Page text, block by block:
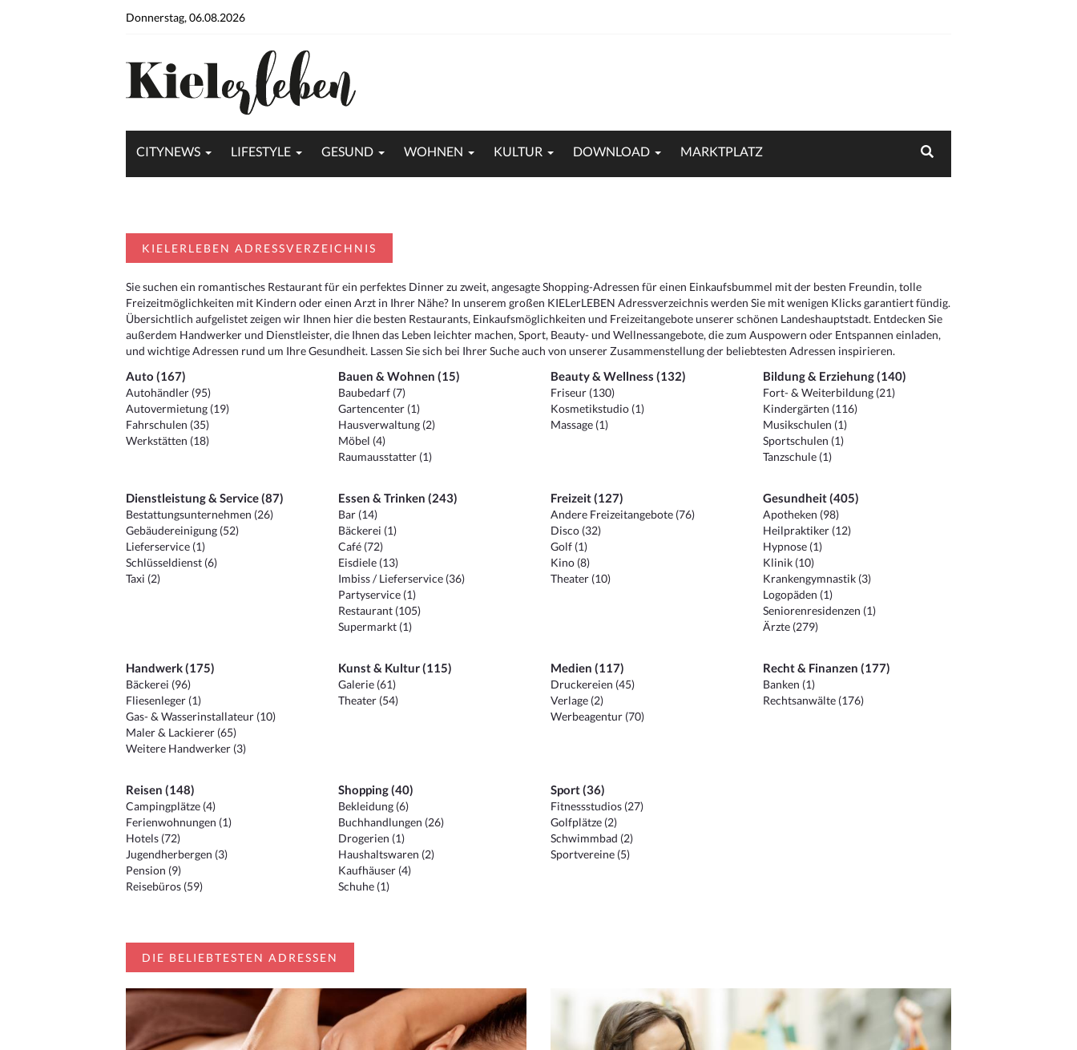
Donnerstag, 06.08.2026
CITYNEWS LIFESTYLE GESUND WOHNEN KULTUR DOWNLOAD MARKTPLATZ
KIELERLEBEN ADRESSVERZEICHNIS
Sie suchen ein romantisches Restaurant für ein perfektes Dinner zu zweit, angesagte Shopping-Adressen für einen Einkaufsbummel mit der besten Freundin, tolle
Freizeitmöglichkeiten mit Kindern oder einen Arzt in Ihrer Nähe? In unserem großen KIELerLEBEN Adressverzeichnis werden Sie mit wenigen Klicks garantiert fündig.
Übersichtlich aufgelistet zeigen wir Ihnen hier die besten Restaurants, Einkaufsmöglichkeiten und Freizeitangebote unserer schönen Landeshauptstadt. Entdecken Sie
außerdem Handwerker und Dienstleister, die Ihnen das Leben leichter machen, Sport, Beauty- und Wellnessangebote, die zum Auspowern oder Entspannen einladen,
und wichtige Adressen rund um Ihre Gesundheit. Lassen Sie sich bei Ihrer Suche auch von unserer Zusammenstellung der beliebtesten Adressen inspirieren.
Auto (167)
Autohändler (95)
Autovermietung (19)
Fahrschulen (35)
Werkstätten (18)
Bauen & Wohnen (15)
Baubedarf (7)
Gartencenter (1)
Hausverwaltung (2)
Möbel (4)
Raumausstatter (1)
Beauty & Wellness (132)
Friseur (130)
Kosmetikstudio (1)
Massage (1)
Bildung & Erziehung (140)
Fort- & Weiterbildung (21)
Kindergärten (116)
Musikschulen (1)
Sportschulen (1)
Tanzschule (1)
Dienstleistung & Service (87)
Bestattungsunternehmen (26)
Gebäudereinigung (52)
Lieferservice (1)
Schlüsseldienst (6)
Taxi (2)
Essen & Trinken (243)
Bar (14)
Bäckerei (1)
Café (72)
Eisdiele (13)
Imbiss / Lieferservice (36)
Partyservice (1)
Restaurant (105)
Supermarkt (1)
Freizeit (127)
Andere Freizeitangebote (76)
Disco (32)
Golf (1)
Kino (8)
Theater (10)
Gesundheit (405)
Apotheken (98)
Heilpraktiker (12)
Hypnose (1)
Klinik (10)
Krankengymnastik (3)
Logopäden (1)
Seniorenresidenzen (1)
Ärzte (279)
Handwerk (175)
Bäckerei (96)
Fliesenleger (1)
Gas- & Wasserinstallateur (10)
Maler & Lackierer (65)
Weitere Handwerker (3)
Kunst & Kultur (115)
Galerie (61)
Theater (54)
Medien (117)
Druckereien (45)
Verlage (2)
Werbeagentur (70)
Recht & Finanzen (177)
Banken (1)
Rechtsanwälte (176)
Reisen (148)
Campingplätze (4)
Ferienwohnungen (1)
Hotels (72)
Jugendherbergen (3)
Pension (9)
Reisebüros (59)
Shopping (40)
Bekleidung (6)
Buchhandlungen (26)
Drogerien (1)
Haushaltswaren (2)
Kaufhäuser (4)
Schuhe (1)
Sport (36)
Fitnessstudios (27)
Golfplätze (2)
Schwimmbad (2)
Sportvereine (5)
DIE BELIEBTESTEN ADRESSEN